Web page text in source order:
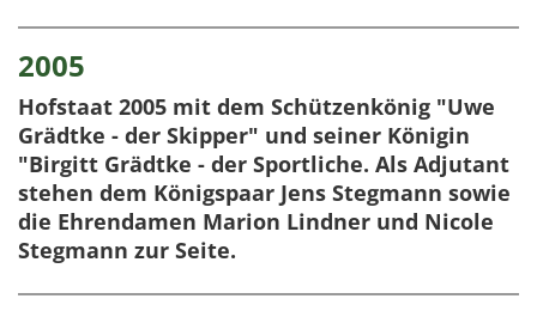
2005
Hofstaat 2005 mit dem Schützenkönig "Uwe
Grädtke - der Skipper" und seiner Königin
"Birgitt Grädtke - der Sportliche. Als Adjutant
stehen dem Königspaar Jens Stegmann sowie
die Ehrendamen Marion Lindner und Nicole
Stegmann zur Seite.